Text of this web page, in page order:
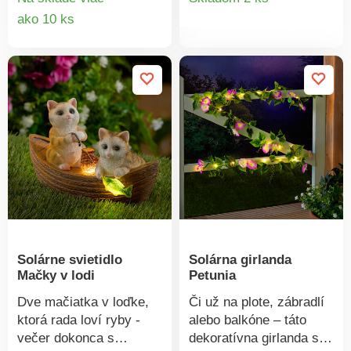
skleneného telesa jemne
na balkón. Jednoduchá
montáž bez náradia.
Solárne svetlo a
veterník v jednom.
Gainsborough. Solárny
pohon.
ako 10 ks
Solárne svietidlo
Mačky v lodi
Dve mačiatka v loďke,
ktorá rada loví ryby -
večer dokonca s
Solárna girlanda
Petunia
Či už na plote, zábradlí
alebo balkóne – táto
dekoratívna girlanda s